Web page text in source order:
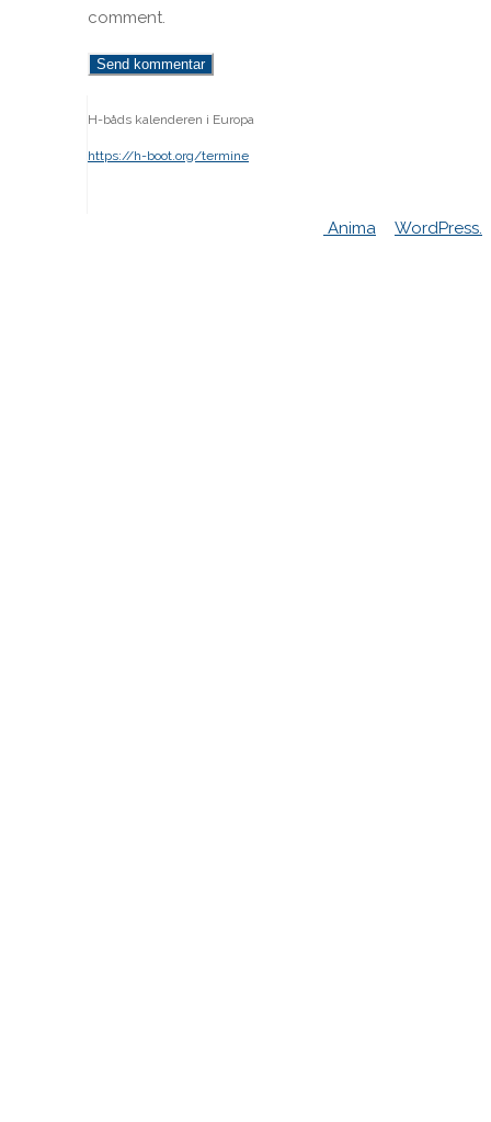
comment.
H-båds kalenderen i Europa
https://h-boot.org/termine
Anima WordPress.